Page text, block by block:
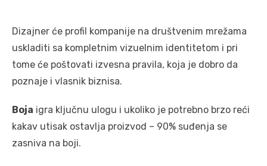
Dizajner će profil kompanije na društvenim mrežama
uskladiti sa kompletnim vizuelnim identitetom i pri
tome će poštovati izvesna pravila, koja je dobro da
poznaje i vlasnik biznisa.
Boja igra ključnu ulogu i ukoliko je potrebno brzo reći
kakav utisak ostavlja proizvod – 90% suđenja se
zasniva na boji.